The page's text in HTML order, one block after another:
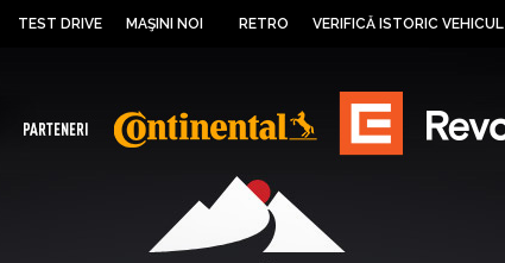
TEST DRIVE MAŞINI NOI RETRO VERIFICĂ ISTORIC VEHICUL